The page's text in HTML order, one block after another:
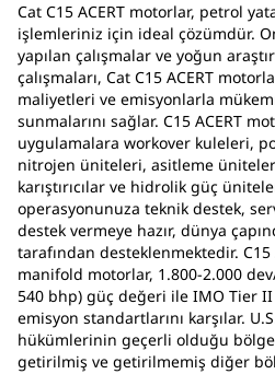
Cat C15 ACERT motorlar, petrol
işlemleriniz için ideal çözümdür.
yapılan çalışmalar ve yoğun
çalışmaları, Cat C15 ACERT
maliyetleri ve emisyonlarla
sunmalarını sağlar. C15 ACERT
uygulamalara workover kuleleri,
nitrojen üniteleri, asitleme
karıştırıcılar ve hidrolik güç
operasyonunuza teknik destek,
destek vermeye hazır, dünya
tarafından desteklenmektedir. C15
manifold motorlar, 1.800-2.000
540 bhp) güç değeri ile IMO Tier II
emisyon standartlarını karşılar.
hükümlerinin geçerli olduğu
getirilmiş ve getirilmemiş diğer